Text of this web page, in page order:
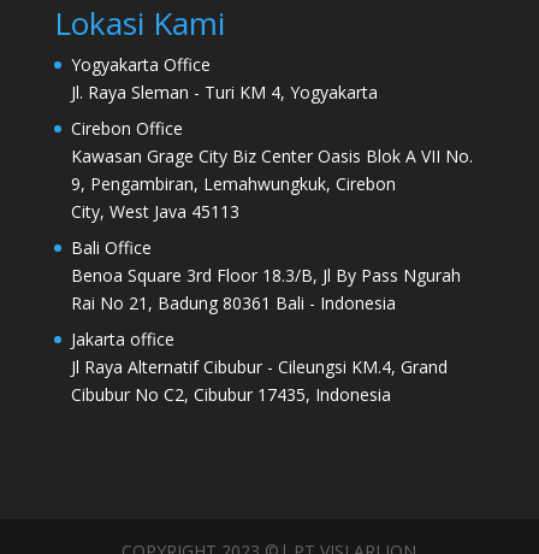
Lokasi Kami
Yogyakarta Office
Jl. Raya Sleman - Turi KM 4, Yogyakarta
Cirebon Office
Kawasan Grage City Biz Center Oasis Blok A VII No.
9, Pengambiran, Lemahwungkuk, Cirebon
City, West Java 45113
Bali Office
Benoa Square 3rd Floor 18.3/B, Jl By Pass Ngurah
Rai No 21, Badung 80361 Bali - Indonesia
Jakarta office
Jl Raya Alternatif Cibubur - Cileungsi KM.4, Grand
Cibubur No C2, Cibubur 17435, Indonesia